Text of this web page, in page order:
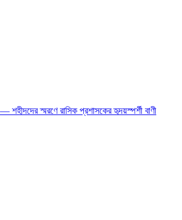
শহীদদের স্মরণে রাসিক প্রশাসকের হৃদয়স্পর্শী বাণী